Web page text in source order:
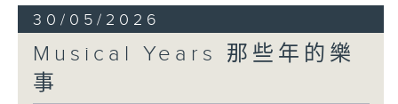
30/05/2026
Musical Years 那些年的樂
事